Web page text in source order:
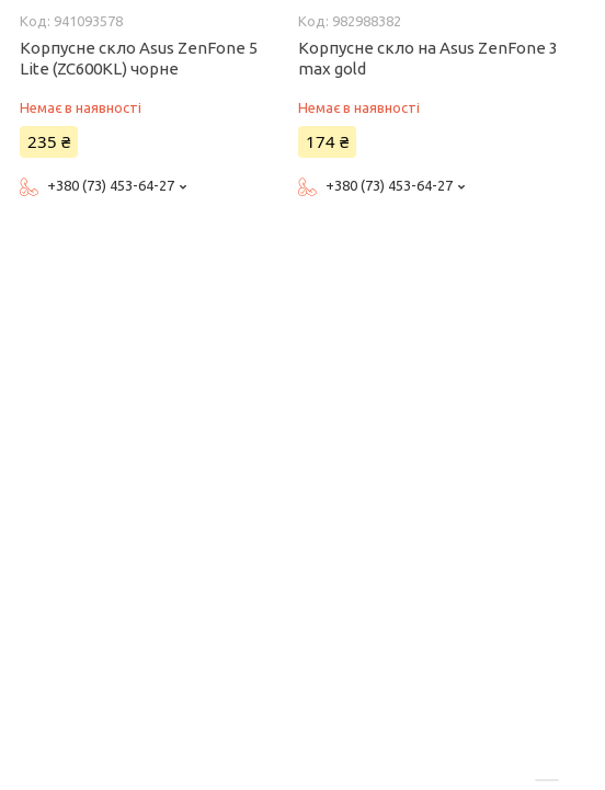
941093578
Корпусне скло Asus ZenFone 5
Lite (ZC600KL) чорне
Немає в наявності
235 ₴
+380 (73) 453-64-27
982988382
Корпусне скло на Asus ZenFone 3
max gold
Немає в наявності
174 ₴
+380 (73) 453-64-27